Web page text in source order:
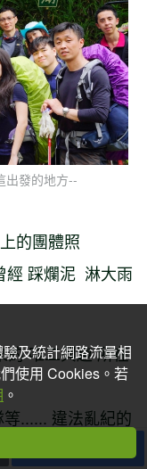
出發的地方--
的團體照
經 踩爛泥 淋大雨
唯二興趣 所在
...... 違法亂紀的
及統計網路流量相
使用 Cookies。若
。